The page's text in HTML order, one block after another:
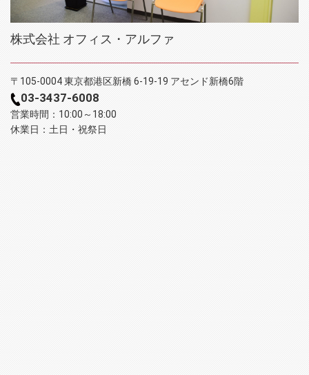
株式会社 オフィス・アルファ
〒105-0004 東京都港区新橋 6-19-19 アセンド新橋6階
03-3437-6008
営業時間：10:00～18:00
休業日：土日・祝祭日